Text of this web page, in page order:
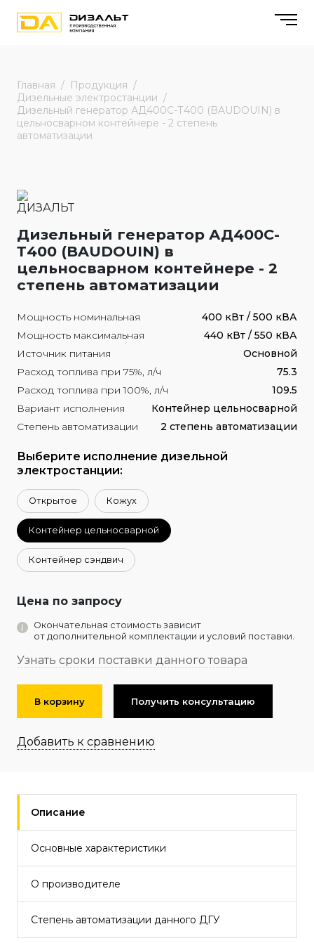
Главная
Продукция
Дизельные электростанции
Дизельный генератор АД400С-Т400 (BAUDOUIN) в
цельносварном контейнере - 2 степень
автоматизации
Дизельный генератор АД400С-
Т400 (BAUDOUIN) в
цельносварном контейнере - 2
степень автоматизации
Мощность номинальная
400 кВт / 500 кВА
Мощность максимальная
440 кВт / 550 кВА
Источник питания
Основной
Расход топлива при 75%, л/ч
75.3
Расход топлива при 100%, л/ч
109.5
Вариант исполнения
Контейнер цельносварной
Степень автоматизации
2 степень автоматизации
Выберите исполнение дизельной
электростанции:
Открытое Кожух
Контейнер цельносварной
Контейнер сэндвич
Цена по запросу
Окончательная стоимость зависит
от дополнительной комплектации и условий поставки.
Узнать сроки поставки данного товара
В корзину Получить консультацию
Добавить к сравнению
Описание
Основные характеристики
О производителе
Степень автоматизации данного ДГУ